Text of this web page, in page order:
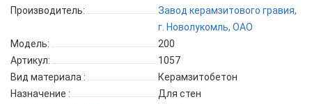
Производитель:
Завод керамзитового гравия,
г. Новолукомль, ОАО
Модель:
200
Артикул:
1057
Вид материала :
Керамзитобетон
Назначение :
Для стен